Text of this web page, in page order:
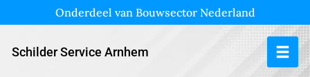
Onderdeel van Bouwsector Nederland
Schilder Service Arnhem